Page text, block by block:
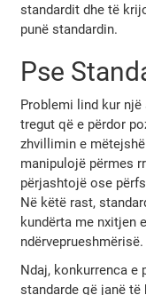
standardit dhe të
punë standardin.
Pse
Problemi lind kur
tregut që e përdor
zhvillimin e
manipulojë përmes
përjashtojë ose
Në këtë rast,
kundërta me nxitjen
ndërveprueshmërisë.
Ndaj, konkurrenca e
standarde që janë të